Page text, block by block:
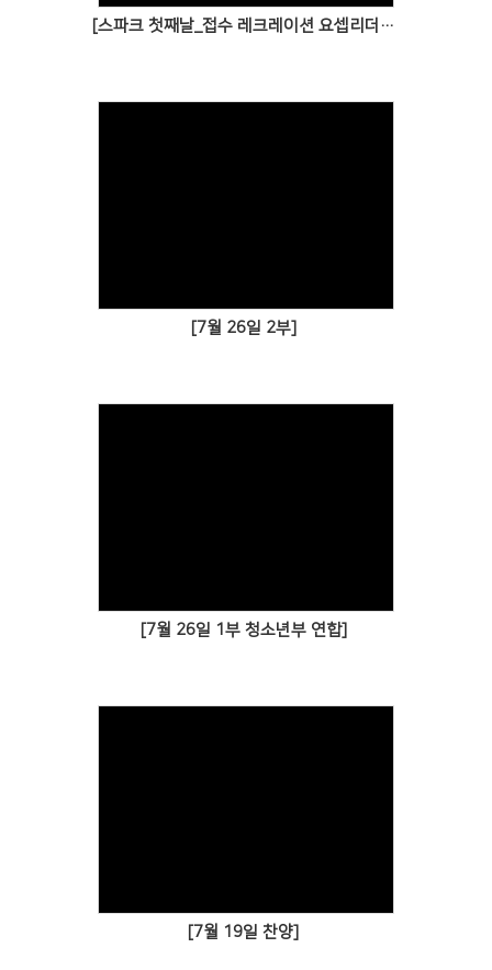
[스파크 첫째날_접수 레크레이션 요셉리더십 개막식]
[7월 26일 2부]
[7월 26일 1부 청소년부 연합]
[7월 19일 찬양]